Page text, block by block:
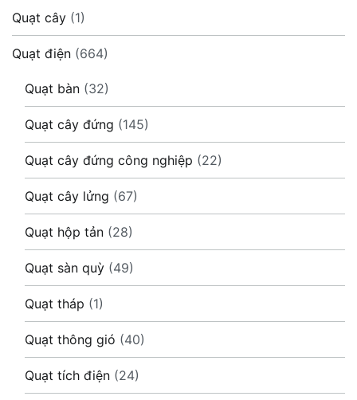
Quạt cây (1)
Quạt điện (664)
Quạt bàn (32)
Quạt cây đứng (145)
Quạt cây đứng công nghiệp (22)
Quạt cây lửng (67)
Quạt hộp tản (28)
Quạt sàn quỳ (49)
Quạt tháp (1)
Quạt thông gió (40)
Quạt tích điện (24)